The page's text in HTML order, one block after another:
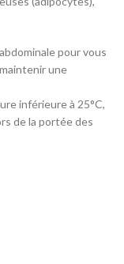
pour vous
une
inférieure à 25°C,
de la portée des